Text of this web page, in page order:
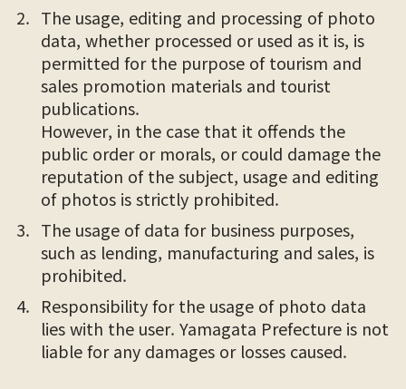
The usage, editing and processing of photo
data, whether processed or used as it is, is
permitted for the purpose of tourism and
sales promotion materials and tourist
publications.
However, in the case that it offends the
public order or morals, or could damage the
reputation of the subject, usage and editing
of photos is strictly prohibited.
The usage of data for business purposes,
such as lending, manufacturing and sales, is
prohibited.
Responsibility for the usage of photo data
lies with the user. Yamagata Prefecture is not
liable for any damages or losses caused.